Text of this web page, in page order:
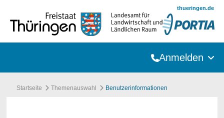
thueringen.de
Anmelden
Startseite Themenauswahl Benutzerinformationen